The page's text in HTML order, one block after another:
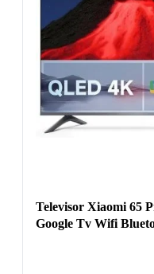
Televisor Xiaomi 65
Google Tv Wifi